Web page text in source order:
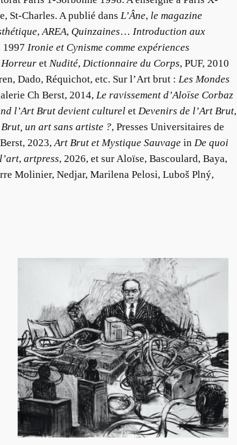
St-Charles. A publié dans L’Âne, le magazine
,AREA, Quinzaines… Introduction aux
1997 Ironie et Cynisme comme expériences
Horreur et Nudité, Dictionnaire du Corps, PUF, 2010
Dado, Réquichot, etc. Sur l’Art brut : Les Mondes
Ch Berst, 2014, Le ravissement d’Aloïse Corbaz
l’Art Brut devient culturel et Devenirs de l’Art Brut,
Brut, un art sans artiste ?, Presses Universitaires de
2023,Art Brut et Mystique Sauvage in De quoi
, artpress, 2026, et sur Aloïse, Bascoulard, Baya,
Molinier, Nedjar, Marilena Pelosi, Luboš Plný,